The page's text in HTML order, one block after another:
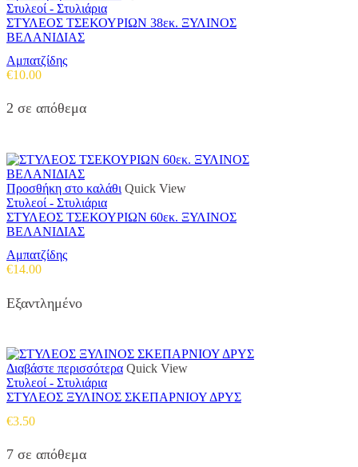
Στυλεοί - Στυλιάρια
ΣΤΥΛΕΟΣ ΤΣΕΚΟΥΡΙΩΝ 38εκ. ΞΥΛΙΝΟΣ
ΒΕΛΑΝΙΔΙΑΣ
Αμπατζίδης
€10.00
2 σε απόθεμα
Προσθήκη στο καλάθι Quick View
Στυλεοί - Στυλιάρια
ΣΤΥΛΕΟΣ ΤΣΕΚΟΥΡΙΩΝ 60εκ. ΞΥΛΙΝΟΣ
ΒΕΛΑΝΙΔΙΑΣ
Αμπατζίδης
€14.00
Εξαντλημένο
Διαβάστε περισσότερα Quick View
Στυλεοί - Στυλιάρια
ΣΤΥΛΕΟΣ ΞΥΛΙΝΟΣ ΣΚΕΠΑΡΝΙΟΥ ΔΡΥΣ
€3.50
7 σε απόθεμα